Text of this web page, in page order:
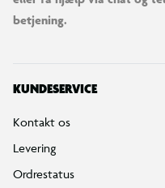
betjening.
KUNDESERVICE
Kontakt os
Levering
Ordrestatus